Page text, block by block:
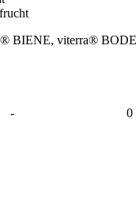
BIENE, viterra®
- 0